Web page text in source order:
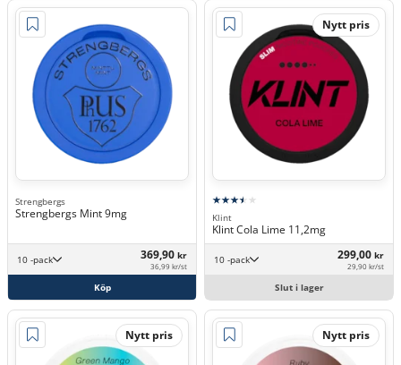
Strengbergs
Strengbergs Mint 9mg
10 -pack 369,90 kr
36,99 kr/st
Köp
Nytt pris
Klint
Klint Cola Lime 11,2mg
10 -pack 299,00 kr
29,90 kr/st
Slut i lager
Nytt pris Nytt pris